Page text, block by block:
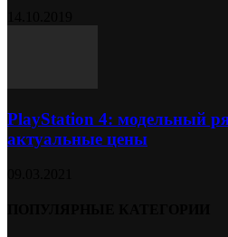
PlayStation 4: модельный
актуальные цены